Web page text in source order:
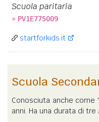
Scuola paritaria
» PV1E775009
startforkids.it
Scuola
Conosciuta anche come
anni. Ha una durata di tre